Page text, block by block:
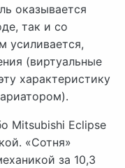
оказывается
так и со
усиливается,
(виртуальные
характеристику
Mitsubishi Eclipse
«Сотня»
за 10,3